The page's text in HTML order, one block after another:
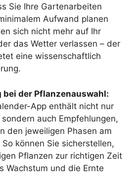
Sie Ihre Gartenarbeiten
Aufwand planen
sich nicht mehr auf Ihr
das Wetter verlassen – der
eine wissenschaftlich
der Pflanzenauswahl:
App enthält nicht nur
auch Empfehlungen,
den jeweiligen Phasen am
können Sie sicherstellen,
Pflanzen zur richtigen Zeit
Wachstum und die Ernte